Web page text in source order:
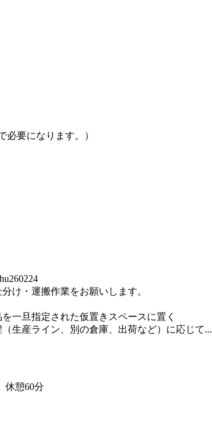
要になります。）
け・運搬作業をお願いします。
一旦指定された仮置きスペースに置く
（生産ライン、別の倉庫、出荷など）に応じて...
休憩60分